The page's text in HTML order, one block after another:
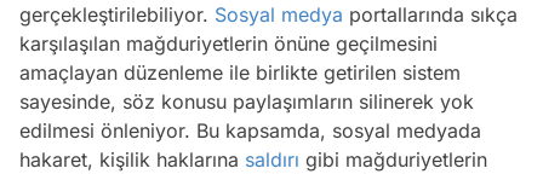
gerçekleştirilebiliyor. Sosyal medya portallarında sıkça
karşılaşılan mağduriyetlerin önüne geçilmesini
amaçlayan düzenleme ile birlikte getirilen sistem
sayesinde, söz konusu paylaşımların silinerek yok
edilmesi önleniyor. Bu kapsamda, sosyal medyada
hakaret, kişilik haklarına saldırı gibi mağduriyetlerin